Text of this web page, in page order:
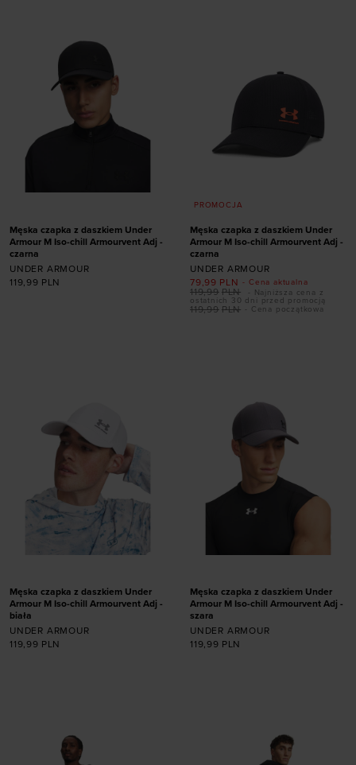
Męska czapka z daszkiem Under
Armour M Iso-chill Armourvent Adj -
czarna
UNDER ARMOUR
119,99 PLN
PROMOCJA
Męska czapka z daszkiem Under
Armour M Iso-chill Armourvent Adj -
czarna
UNDER ARMOUR
- Cena aktualna
79,99 PLN
- Cena początkowa
119,99 PLN
119,99 PLN
- Najniższa cena z
ostatnich 30 dni przed promocją
ONE SIZE
Męska czapka z daszkiem Under
Armour M Iso-chill Armourvent Adj -
biała
UNDER ARMOUR
119,99 PLN
ONE SIZE
Męska czapka z daszkiem Under
Armour M Iso-chill Armourvent Adj -
szara
UNDER ARMOUR
119,99 PLN